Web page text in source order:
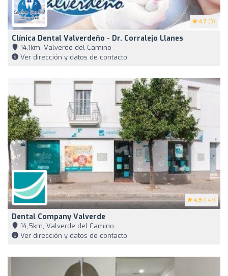
4.7 (3)
Clínica Dental Valverdeño - Dr. Corralejo Llanes
14,1km, Valverde del Camino
Ver dirección y datos de contacto
4.9 (147)
Dental Company Valverde
14,5km, Valverde del Camino
Ver dirección y datos de contacto